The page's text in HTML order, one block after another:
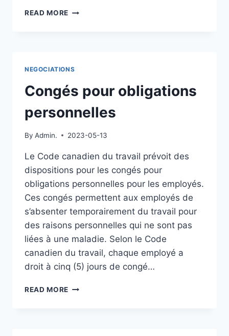
READ MORE VERS
TRAVAILLEURS
:
DÉPÔT
D’UN
DE
ANTI-
BRISEURS
DE
À
OTTAWA
AVEC
DES
DISSUASIVES
NEGOCIATIONS
Congés pour obligations
personnelles
By Admin. 2023-05-13
Le Code canadien du travail prévoit des
dispositions pour les congés pour
obligations personnelles pour les employés.
Ces congés permettent aux employés de
s’absenter temporairement du travail pour
des raisons personnelles qui ne sont pas
liées à une maladie. Selon le Code
canadien du travail, chaque employé a
droit à cinq (5) jours de congé…
READ MORE CONGÉS